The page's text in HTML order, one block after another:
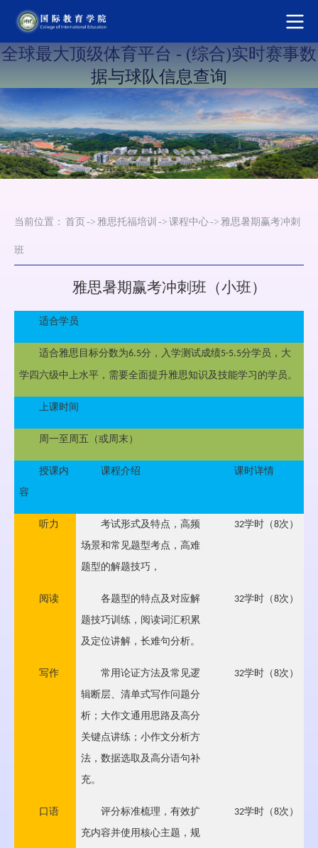
全球最大顶级体育平台 - (综合)实时赛事数
据与球队信息查询
当前位置： 首页 -> 雅思托福培训 -> 课程中心-> 雅思暑期赢考冲刺
班
雅思暑期赢考冲刺班（小班）
适合学员
适合雅思目标分数为6.5分，入学测试成绩5-5.5分学员，大
学四六级中上水平，需要全面提升雅思知识及技能学习的学员。
上课时间
周一至周五（或周末）
授课内
容
课程介绍 课时详情
听力
考试形式及特点，高频
场景和常见题型考点，高难
题型的解题技巧，
32学时（8次）
阅读
各题型的特点及对应解
题技巧训练，阅读词汇积累
及定位讲解，长难句分析。
32学时（8次）
写作
常用论证方法及常见逻
辑断层、清单式写作问题分
析；大作文通用思路及高分
关键点讲练；小作文分析方
法，数据选取及高分语句补
充。
32学时（8次）
口语
评分标准梳理，有效扩
充内容并使用核心主题，规
32学时（8次）